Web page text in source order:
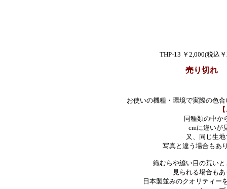
THP-13 ￥2,000(税込
売り切れ
お使いの機種・環境で実際の色
同種類の中か
cmに違いが
又、同じ生
写真と違う場合もあ
織むらや縫い目の荒い
見られる場合も
日本製並みのクオリティー